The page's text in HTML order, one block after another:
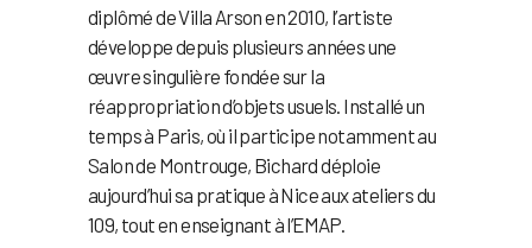
diplômé de Villa Arson en 2010, l’artiste
développe depuis plusieurs années une
œuvre singulière fondée sur la
réappropriation d’objets usuels. Installé un
temps à Paris, où il participe notamment au
Salon de Montrouge, Bichard déploie
aujourd’hui sa pratique à Nice aux ateliers du
109, tout en enseignant à l’EMAP.